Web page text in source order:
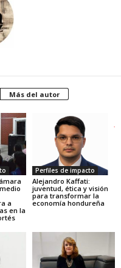
Más del autor
a
en la
Perfiles de impacto
Alejandro Kaffati:
juventud, ética y visión
para transformar la
economía hondureña